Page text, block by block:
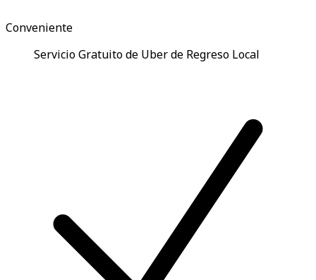
Conveniente
Servicio Gratuito de Uber de Regreso Local